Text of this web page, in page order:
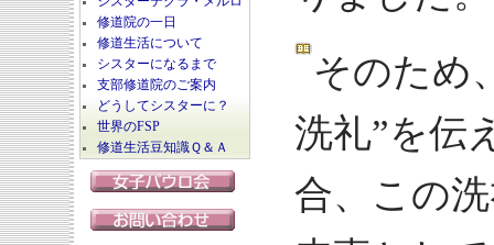
修道院の一日
修道生活について
シスターになるまで
支部修道院のご案内
どうしてシスターに？
世界のFSP
修道生活豆知識Ｑ＆Ａ
そのため
洗礼”を伝
合、この